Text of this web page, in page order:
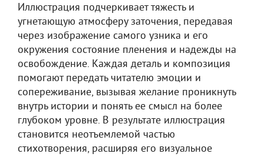
Иллюстрация подчеркивает тяжесть и
угнетающую атмосферу заточения, передавая
через изображение самого узника и его
окружения состояние пленения и надежды на
освобождение. Каждая деталь и композиция
помогают передать читателю эмоции и
сопереживание, вызывая желание проникнуть
внутрь истории и понять ее смысл на более
глубоком уровне. В результате иллюстрация
становится неотъемлемой частью
стихотворения, расширяя его визуальное